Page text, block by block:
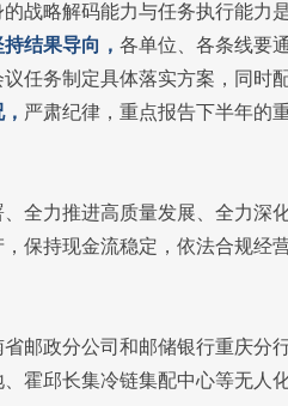
战略解码能力与任务执行能力
持结果导向， 各单位、各条线要
任务制定具体落实方案，同时
严肃纪律，重点报告下半年的
全力推进高质量发展、全力深
保持现金流稳定，依法合规经
邮政分公司和邮储银行重庆分
霍邱长集冷链集配中心等无人